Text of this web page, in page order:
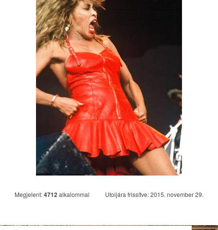
Megjelent:4712alkalommal Utoljára frissítve: 2015. november 29.